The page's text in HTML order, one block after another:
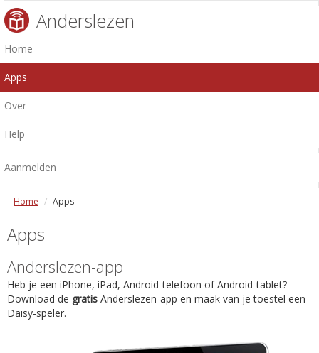
Anderslezen
Home
Apps
Over
Help
Aanmelden
Home Apps
Apps
Anderslezen-app
Heb je een iPhone, iPad, Android-telefoon of Android-tablet?
Download de gratis Anderslezen-app en maak van je toestel een
Daisy-speler.